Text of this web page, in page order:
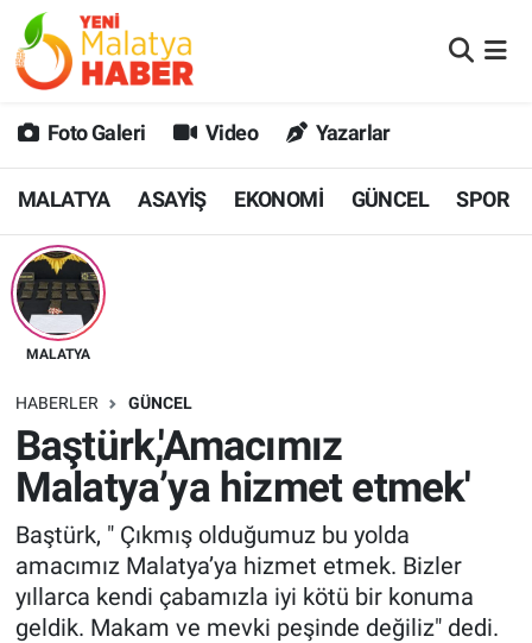
Foto Galeri Video Yazarlar
MALATYA ASAYİŞ EKONOMİ GÜNCEL SPOR
MALATYA
HABERLER GÜNCEL
Baştürk,'Amacımız
Malatya’ya hizmet etmek'
Baştürk, " Çıkmış olduğumuz bu yolda
amacımız Malatya’ya hizmet etmek. Bizler
yıllarca kendi çabamızla iyi kötü bir konuma
geldik. Makam ve mevki peşinde değiliz" dedi.
MALATYA
GÜNCEL
SPOR
SAĞLIK
DİĞER
EKONOMİ
Malatya Nöbetçi Eczaneler
MALATYA Namaz Vakitleri
Malatya Trafik Yoğunluk Haritası
Süper Lig Puan Durumu ve Fikstür
Tüm Manşetler
Son Dakika Haberleri
Haber Arşivi